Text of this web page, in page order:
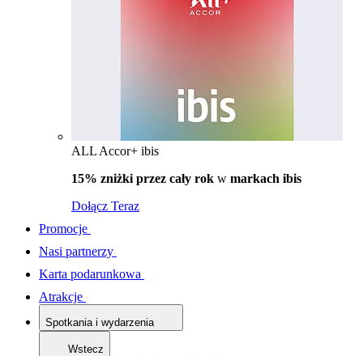
ALL Accor+ ibis
15% zniżki przez cały rok w markach ibis
Dołącz Teraz
Promocje
Nasi partnerzy
Karta podarunkowa
Atrakcje
Spotkania i wydarzenia
Wstecz